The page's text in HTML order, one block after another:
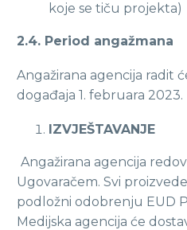
koje se tiču projekta)
2.4. Period angažmana
Angažirana agencija radit
događaja 1. februara 2023.
IZVJEŠTAVANJE
Angažirana agencija
Ugovaračem. Svi
podložni odobrenju EUD
Medijska agencija će